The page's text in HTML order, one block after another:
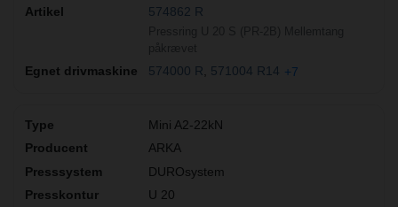
574862 R
574000 R 571004 R14 +7
Mini A2-22kN
ARKA
DUROsystem
U 20